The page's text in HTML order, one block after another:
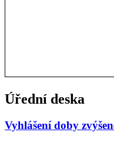
Úřední deska
Vyhlášení doby